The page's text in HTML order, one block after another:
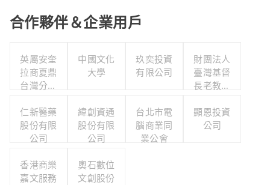
合作夥伴＆企業用戶
英屬安奎
拉商夏鼎
台灣分公
中國文化
大學
玖奕投資
有限公司
財團法人
臺灣基督
長老教會
仁新醫藥
股份有限
公司
緯創資通
股份有限
公司
台北市電
腦商業同
業公會
顯恩投資
公司
香港商樂
嘉文服務
奧石數位
文創股份